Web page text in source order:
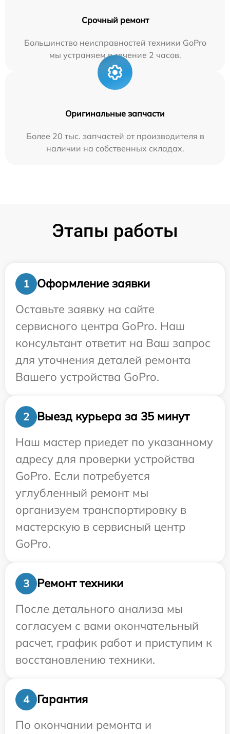
Срочный ремонт
Большинство неисправностей техники GoPro
мы устраняем в течение 2 часов.
Оригинальные запчасти
Более 20 тыс. запчастей от производителя в
наличии на собственных складах.
Этапы работы
1
Оформление заявки
Оставьте заявку на сайте
сервисного центра GoPro. Наш
консультант ответит на Ваш запрос
для уточнения деталей ремонта
Вашего устройства GoPro.
2
Выезд курьера за 35 минут
Наш мастер приедет по указанному
адресу для проверки устройства
GoPro. Если потребуется
углубленный ремонт мы
организуем транспортировку в
мастерскую в сервисный центр
GoPro.
3
Ремонт техники
После детального анализа мы
согласуем с вами окончательный
расчет, график работ и приступим к
восстановлению техники.
4
Гарантия
По окончании ремонта и